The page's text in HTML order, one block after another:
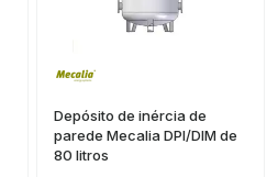
Depósito de inércia de
parede Mecalia DPI/DIM de
80 litros